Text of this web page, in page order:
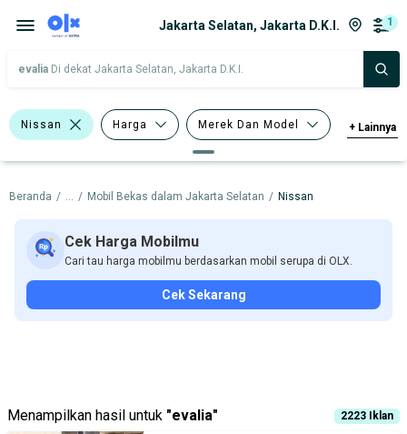
Jakarta Selatan, Jakarta D.K.I. 1
evalia Di dekat Jakarta Selatan, Jakarta D.K.I.
Nissan Harga Merek Dan Model
Tahun Tipe Bodi
Tipe Membership
+ Lainnya
Beranda / ... / Mobil Bekas dalam Jakarta Selatan / Nissan
Cek Harga Mobilmu
Cari tau harga mobilmu berdasarkan mobil serupa di OLX.
Cek Sekarang
Menampilkan hasil untuk "evalia" 2223 Iklan